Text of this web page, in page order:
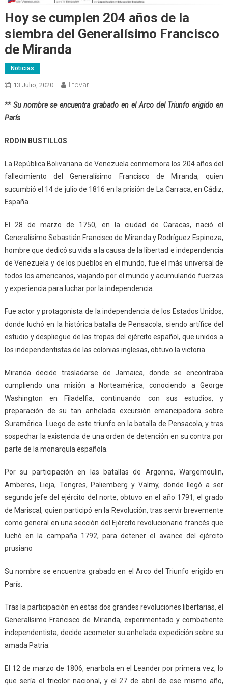
Hoy se cumplen 204 años de la
siembra del Generalísimo Francisco
de Miranda
Noticias
13 Julio, 2020 Ltovar
** Su nombre se encuentra grabado en el Arco del Triunfo erigido en
París
RODIN BUSTILLOS
La República Bolivariana de Venezuela conmemora los 204 años del
fallecimiento del Generalísimo Francisco de Miranda, quien
sucumbió el 14 de julio de 1816 en la prisión de La Carraca, en Cádiz,
España.
El 28 de marzo de 1750, en la ciudad de Caracas, nació el
Generalísimo Sebastián Francisco de Miranda y Rodríguez Espinoza,
hombre que dedicó su vida a la causa de la libertad e independencia
de Venezuela y de los pueblos en el mundo, fue el más universal de
todos los americanos, viajando por el mundo y acumulando fuerzas
y experiencia para luchar por la independencia.
Fue actor y protagonista de la independencia de los Estados Unidos,
donde luchó en la histórica batalla de Pensacola, siendo artífice del
estudio y despliegue de las tropas del ejército español, que unidos a
los independentistas de las colonias inglesas, obtuvo la victoria.
Miranda decide trasladarse de Jamaica, donde se encontraba
cumpliendo una misión a Norteamérica, conociendo a George
Washington en Filadelfia, continuando con sus estudios, y
preparación de su tan anhelada excursión emancipadora sobre
Suramérica. Luego de este triunfo en la batalla de Pensacola, y tras
sospechar la existencia de una orden de detención en su contra por
parte de la monarquía española.
Por su participación en las batallas de Argonne, Wargemoulin,
Amberes, Lieja, Tongres, Paliemberg y Valmy, donde llegó a ser
segundo jefe del ejército del norte, obtuvo en el año 1791, el grado
de Mariscal, quien participó en la Revolución, tras servir brevemente
como general en una sección del Ejército revolucionario francés que
luchó en la campaña 1792, para detener el avance del ejército
prusiano
Su nombre se encuentra grabado en el Arco del Triunfo erigido en
París.
Tras la participación en estas dos grandes revoluciones libertarias, el
Generalísimo Francisco de Miranda, experimentado y combatiente
independentista, decide acometer su anhelada expedición sobre su
amada Patria.
El 12 de marzo de 1806, enarbola en el Leander por primera vez, lo
que sería el tricolor nacional, y el 27 de abril de ese mismo año,